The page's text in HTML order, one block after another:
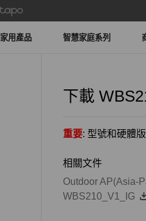
家用產品 智慧家庭系列
下載
重要: 型號和硬體
相關文件
Outdoor AP(Asia-
WBS210_V1_IG